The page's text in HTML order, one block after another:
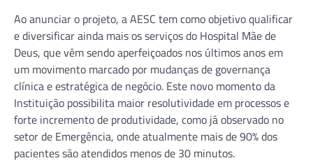
Ao anunciar o projeto, a AESC tem como objetivo qualificar
e diversificar ainda mais os serviços do Hospital Mãe de
Deus, que vêm sendo aperfeiçoados nos últimos anos em
um movimento marcado por mudanças de governança
clínica e estratégica de negócio. Este novo momento da
Instituição possibilita maior resolutividade em processos e
forte incremento de produtividade, como já observado no
setor de Emergência, onde atualmente mais de 90% dos
pacientes são atendidos menos de 30 minutos.